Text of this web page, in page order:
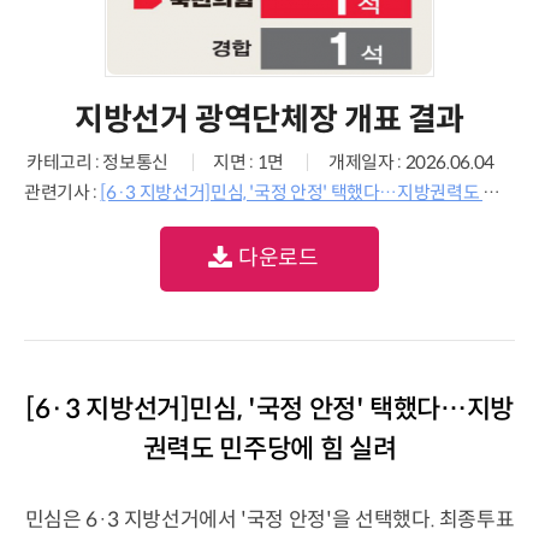
지방선거 광역단체장 개표 결과
카테고리 : 정보통신 지면 : 1면
개제일자 : 2026.06.04
관련기사 : [6·3 지방선거]민심, '국정 안정' 택했다…지방권력도 민주당에 힘 실려
다운로드
[6·3 지방선거]민심, '국정 안정' 택했다…지방
권력도 민주당에 힘 실려
민심은 6·3 지방선거에서 '국정 안정'을 선택했다. 최종투표